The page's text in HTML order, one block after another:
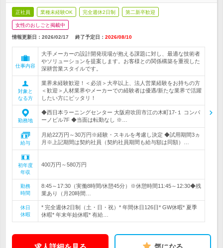
正社員 業種未経験OK 完全週休2日制 第二新卒歓迎
女性のおしごと掲載中
情報更新日：2026/02/17 終了予定日： 2026/08/10
仕事内容
大手メーカーの設計開発現場が抱える課題に対し、最適な技術者
やソリューションを提案します。お客様との関係構築を重視した
深耕営業スタイルです。
対象と
なる方
業界未経験歓迎！＜必須＞大卒以上、法人営業経験をお持ちの方
＜歓迎＞人材業界やメーカーでの経験者は優遇/新たな業界で活躍
したい方にピッタリ！
勤務地
◆西日本ラーニングセンター 大阪府吹田市江の木町17-１ コンパ
ーノビル7F ◆当面は転勤なし ※…
給与
月給22万円～30万円※経験・スキルを考慮し決定 ◆試用期間3ヵ
月※上記期間は契約社員（契約社員期間も給与額は同額）…
初年度
年収
400万円～580万円
勤務
時間
8:45～17:30（実働8時間/休憩45分）※休憩時間11:45～12:30◆残
業あり（月20時間…
休日
休暇
* 完全週休2日制（土・日・祝）* 年間休日126日* GW休暇* 夏季
休暇* 年末年始休暇* 有給…